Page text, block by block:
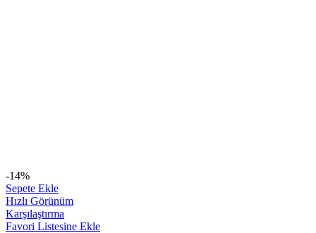
-14%
Sepete Ekle
Hızlı Görünüm
Karşılaştırma
Favori Listesine Ekle